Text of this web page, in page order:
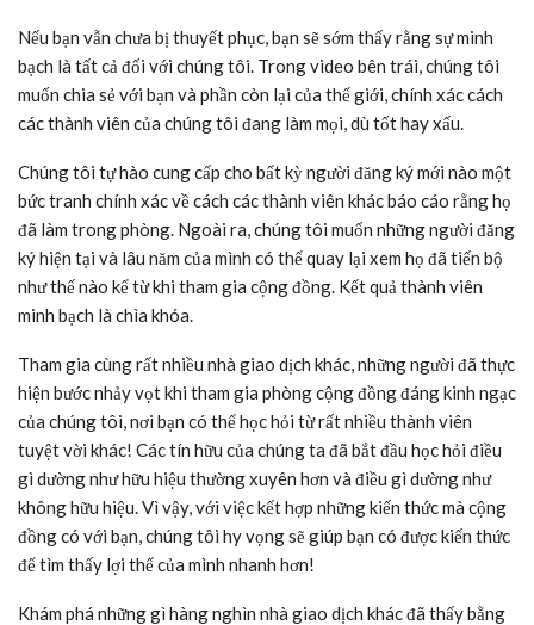
Nếu bạn vẫn chưa bị thuyết phục, bạn sẽ sớm thấy rằng sự minh
bạch là tất cả đối với chúng tôi. Trong video bên trái, chúng tôi
muốn chia sẻ với bạn và phần còn lại của thế giới, chính xác cách
các thành viên của chúng tôi đang làm mọi, dù tốt hay xấu.
Chúng tôi tự hào cung cấp cho bất kỳ người đăng ký mới nào một
bức tranh chính xác về cách các thành viên khác báo cáo rằng họ
đã làm trong phòng. Ngoài ra, chúng tôi muốn những người đăng
ký hiện tại và lâu năm của mình có thể quay lại xem họ đã tiến bộ
như thế nào kể từ khi tham gia cộng đồng. Kết quả thành viên
minh bạch là chìa khóa.
Tham gia cùng rất nhiều nhà giao dịch khác, những người đã thực
hiện bước nhảy vọt khi tham gia phòng cộng đồng đáng kinh ngạc
của chúng tôi, nơi bạn có thể học hỏi từ rất nhiều thành viên
tuyệt vời khác! Các tín hữu của chúng ta đã bắt đầu học hỏi điều
gì dường như hữu hiệu thường xuyên hơn và điều gì dường như
không hữu hiệu. Vì vậy, với việc kết hợp những kiến thức mà cộng
đồng có với bạn, chúng tôi hy vọng sẽ giúp bạn có được kiến thức
để tìm thấy lợi thế của mình nhanh hơn!
Khám phá những gì hàng nghìn nhà giao dịch khác đã thấy bằng